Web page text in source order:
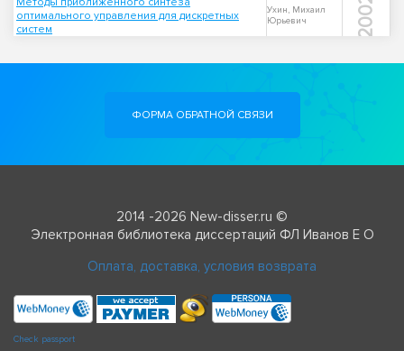
оптимального управления для дискретных
систем
Ухин, Михаил
Юрьевич
2002
ФОРМА ОБРАТНОЙ СВЯЗИ
2014 -2026 New-disser.ru ©
Электронная библиотека диссертаций ФЛ Иванов Е О
Оплата, доставка, условия возврата
Check passport